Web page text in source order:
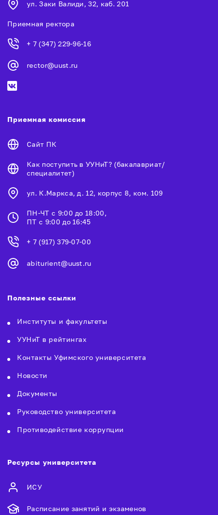
ул. Заки Валиди, 32, каб. 201
Приемная ректора
+ 7 (347) 229-96-16
rector@uust.ru
Приемная комиссия
Сайт ПК
Как поступить в УУНиТ? (бакалавриат/
специалитет)
ул. К.Маркса, д. 12, корпус 8, ком. 109
ПН-ЧТ с 9:00 до 18:00,
ПТ с 9:00 до 16:45
+ 7 (917) 379-07-00
abiturient@uust.ru
Полезные ссылки
Институты и факультеты
УУНиТ в рейтингах
Контакты Уфимского университета
Новости
Документы
Руководство университета
Противодействие коррупции
Ресурсы университета
ИСУ
Расписание занятий и экзаменов